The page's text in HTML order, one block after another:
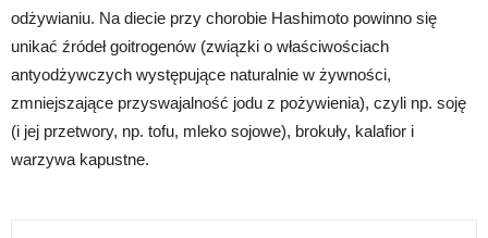
odżywianiu. Na diecie przy chorobie Hashimoto powinno się
unikać źródeł goitrogenów (związki o właściwościach
antyodżywczych występujące naturalnie w żywności,
zmniejszające przyswajalność jodu z pożywienia), czyli np. soję
(i jej przetwory, np. tofu, mleko sojowe), brokuły, kalafior i
warzywa kapustne.